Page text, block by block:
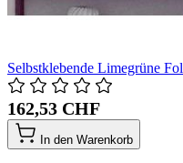
Selbstklebende Limegrüne
162,53 CHF
In den Warenkorb